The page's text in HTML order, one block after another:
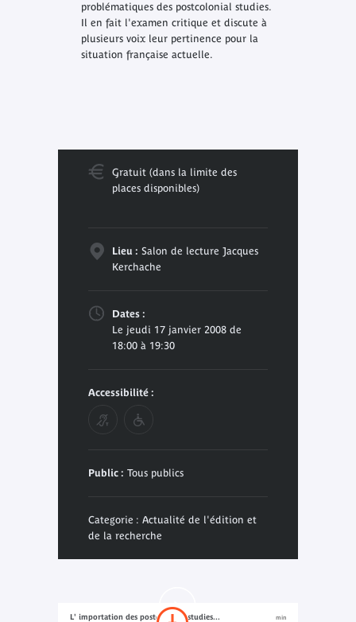
problématiques des postcolonial studies.
Il en fait l'examen critique et discute à
plusieurs voix leur pertinence pour la
situation française actuelle.
Gratuit (dans la limite des
places disponibles)
Lieu : Salon de lecture Jacques
Kerchache
Dates :
Le jeudi 17 janvier 2008 de
18:00 à 19:30
Accessibilité :
Public : Tous publics
Categorie : Actualité de l'édition et
de la recherche
L' importation des postcolonial studies...
min